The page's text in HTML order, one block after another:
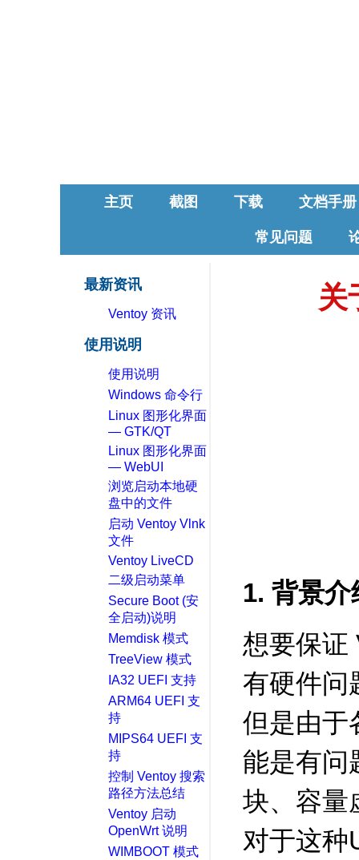
主页 截图 下载 文档手册
常见问题
最新资讯
Ventoy 资讯
使用说明
使用说明
Windows 命令行
Linux 图形化界面
— GTK/QT
Linux 图形化界面
— WebUI
浏览启动本地硬
盘中的文件
启动 Ventoy Vlnk
文件
Ventoy LiveCD
二级启动菜单
Secure Boot (安
全启动)说明
Memdisk 模式
TreeView 模式
IA32 UEFI 支持
ARM64 UEFI 支
持
MIPS64 UEFI 支
持
控制 Ventoy 搜索
路径方法总结
Ventoy 启动
OpenWrt 说明
WIMBOOT 模式
关
1. 背景介
想要保证
有硬件问
但是由于
能是有问
块、容量
对于这种